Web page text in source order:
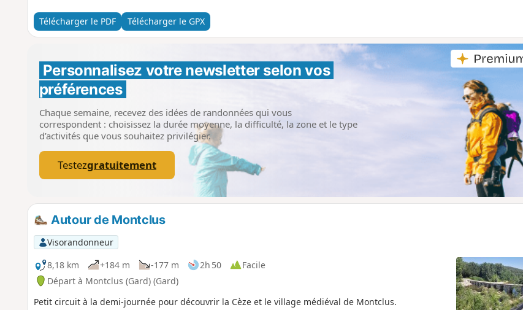
Télécharger le PDF Télécharger le GPX
Personnalisez votre newsletter selon vos
préférences
Chaque semaine, recevez des idées de randonnées qui vous
correspondent : choisissez la durée moyenne, la difficulté, la zone et le type
d’activités que vous souhaitez privilégier.
Testezgratuitement
Autour de Montclus
Visorandonneur
8,18 km
+184 m -177 m 2h 50
Facile
Départ à Montclus (Gard) (Gard)
Petit circuit à la demi-journée pour découvrir la Cèze et le village médiéval de Montclus.